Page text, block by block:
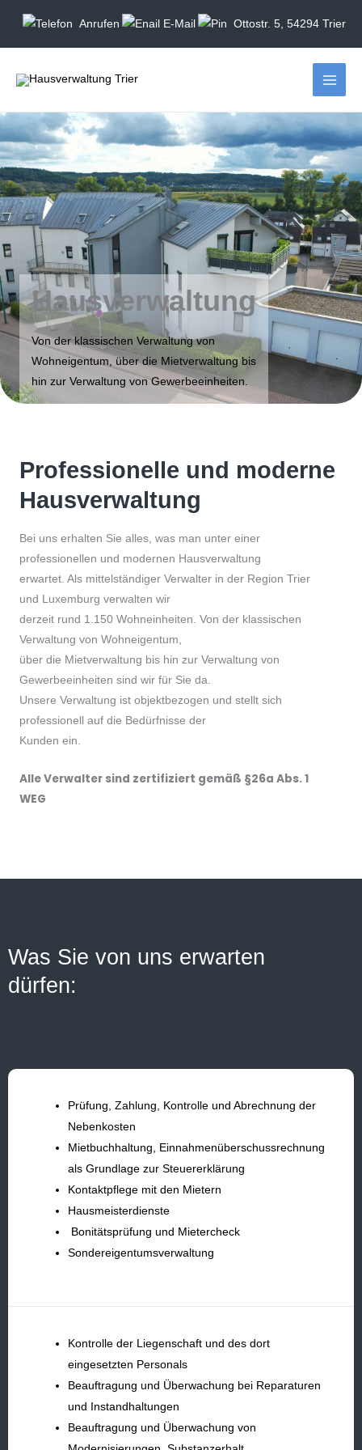
Inhalt
springen
Anrufen E-Mail Ottostr. 5, 54294 Trier
Hausverwaltung
Von der klassischen Verwaltung von
Wohneigentum, über die Mietverwaltung bis
hin zur Verwaltung von Gewerbeeinheiten.
Professionelle und moderne
Hausverwaltung
Bei uns erhalten Sie alles, was man unter einer
professionellen und modernen Hausverwaltung
erwartet. Als mittelständiger Verwalter in der Region Trier
und Luxemburg verwalten wir
derzeit rund 1.150 Wohneinheiten. Von der klassischen
Verwaltung von Wohneigentum,
über die Mietverwaltung bis hin zur Verwaltung von
Gewerbeeinheiten sind wir für Sie da.
Unsere Verwaltung ist objektbezogen und stellt sich
professionell auf die Bedürfnisse der
Kunden ein.
Alle Verwalter sind zertifiziert gemäß §26a Abs. 1
WEG
Was Sie von uns erwarten
dürfen:
Prüfung, Zahlung, Kontrolle und Abrechnung der
Nebenkosten
Mietbuchhaltung, Einnahmenüberschussrechnung
als Grundlage zur Steuererklärung
Kontaktpflege mit den Mietern
Hausmeisterdienste
Bonitätsprüfung und Mietercheck
Sondereigentumsverwaltung
Kontrolle der Liegenschaft und des dort
eingesetzten Personals
Beauftragung und Überwachung bei Reparaturen
und Instandhaltungen
Beauftragung und Überwachung von